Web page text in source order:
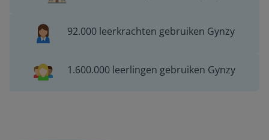
92.000 leerkrachten gebruiken Gynzy
1.600.000 leerlingen gebruiken Gynzy